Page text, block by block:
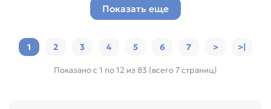
Показать еще
1 2 3 4 5 6 7 > >|
Показано с 1 по 12 из 83 (всего 7 страниц)